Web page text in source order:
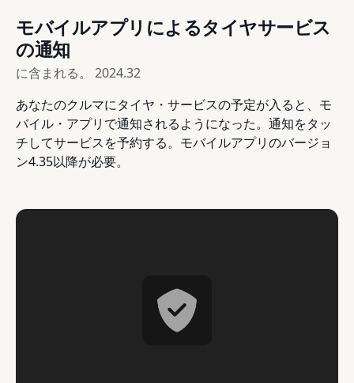
モバイルアプリによるタイヤサービス
の通知
に含まれる。 2024.32
あなたのクルマにタイヤ・サービスの予定が入ると、モ
バイル・アプリで通知されるようになった。通知をタッ
チしてサービスを予約する。モバイルアプリのバージョ
ン4.35以降が必要。